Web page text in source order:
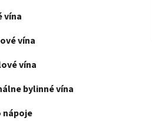
vína
vína
vína
bylinné vína
nápoje